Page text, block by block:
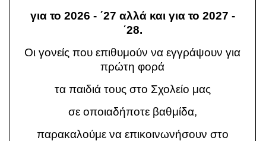
για το 2026 - ΄27 αλλά και για το 2027 -
΄28.
Οι γονείς που επιθυμούν να εγγράψουν για
πρώτη φορά
τα παιδιά τους στο Σχολείο μας
σε οποιαδήποτε βαθμίδα,
παρακαλούμε να επικοινωνήσουν στο